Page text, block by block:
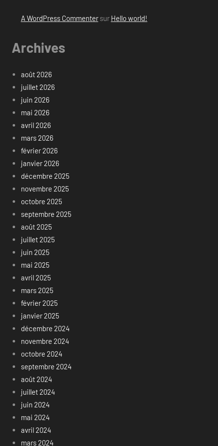
A WordPress Commentersur Hello world!
Archives
août 2026
juillet 2026
juin 2026
mai 2026
avril 2026
mars 2026
février 2026
janvier 2026
décembre 2025
novembre 2025
octobre 2025
septembre 2025
août 2025
juillet 2025
juin 2025
mai 2025
avril 2025
mars 2025
février 2025
janvier 2025
décembre 2024
novembre 2024
octobre 2024
septembre 2024
août 2024
juillet 2024
juin 2024
mai 2024
avril 2024
mars 2024